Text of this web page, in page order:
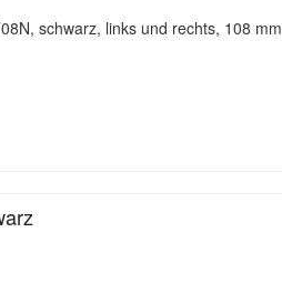
schwarz, links und rechts, 108 mm